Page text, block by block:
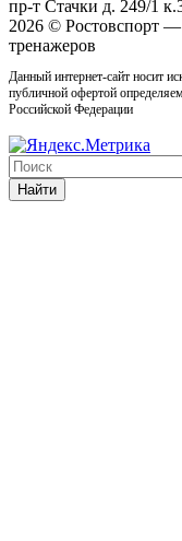
пр-т Стачки д. 249/1
2026 © Ростовcпорт
тренажеров
Данный интернет-сайт носит
публичной офертой
Российской Федерации
Найти